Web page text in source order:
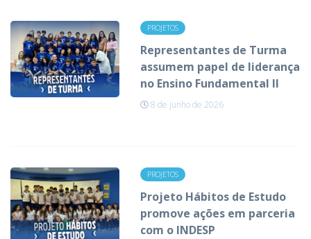
PROJETOS
Representantes de Turma
assumem papel de liderança
no Ensino Fundamental II
8 de junho de 2026
PROJETOS
Projeto Hábitos de Estudo
promove ações em parceria
com o INDESP